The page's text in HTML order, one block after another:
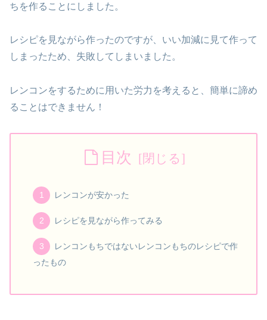
ちを作ることにしました。
レシピを見ながら作ったのですが、いい加減に見て作って
しまったため、失敗してしまいました。
レンコンをするために用いた労力を考えると、簡単に諦め
ることはできません！
目次
レンコンが安かった
レシピを見ながら作ってみる
レンコンもちではないレンコンもちのレシピで作
ったもの